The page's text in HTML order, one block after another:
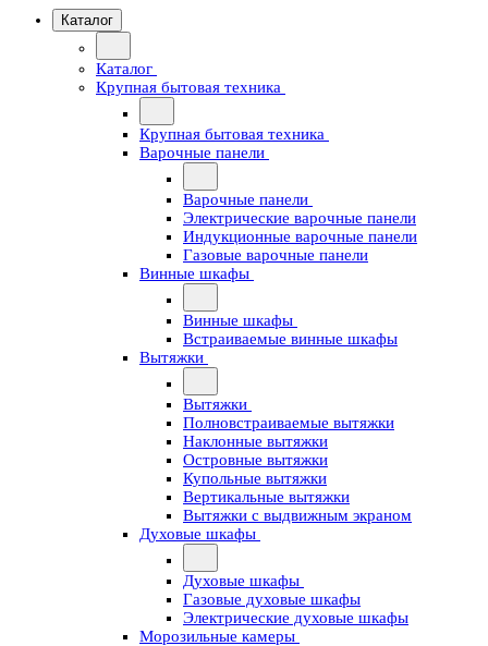
Каталог
Каталог
Крупная бытовая техника
Крупная бытовая техника
Варочные панели
Варочные панели
Электрические варочные панели
Индукционные варочные панели
Газовые варочные панели
Винные шкафы
Винные шкафы
Встраиваемые винные шкафы
Вытяжки
Вытяжки
Полновстраиваемые вытяжки
Наклонные вытяжки
Островные вытяжки
Купольные вытяжки
Вертикальные вытяжки
Вытяжки с выдвижным экраном
Духовые шкафы
Духовые шкафы
Газовые духовые шкафы
Электрические духовые шкафы
Морозильные камеры